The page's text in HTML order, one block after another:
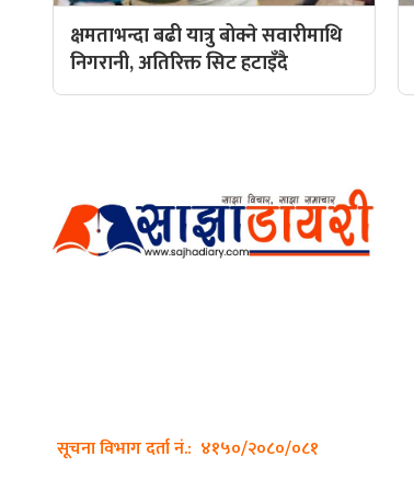
क्षमताभन्दा बढी यात्रु बोक्ने सवारीमाथि
निगरानी, अतिरिक्त सिट हटाइँदै
सूचना विभाग दर्ता नं.: ४१५०/२०८०/०८१